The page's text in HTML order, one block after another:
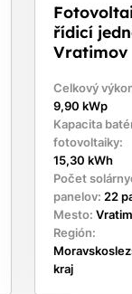
řídicí
Vratimov
Celkový
9,90 kWp
Kapacita
fotovoltaiky:
15,30 kWh
Počet
panelov: 22
Mesto:
Región:
kraj